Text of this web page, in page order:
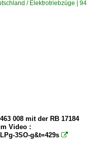
Müllheim (– Basel)
/ Elektrotriebzüge | 94
008 mit der RB 17184
Video :
3SO-g&t=429s 